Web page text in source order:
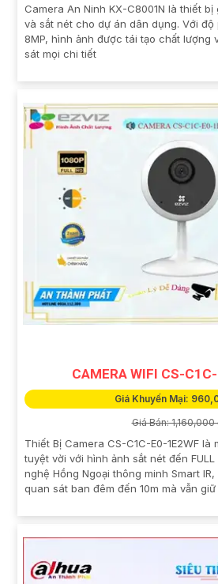
Camera An Ninh KX-C8001N là thiết
và sắt nét cho dự án dân dụng. Với độ
8MP, hình ảnh được tái tạo chất lượng
sát mọi chi tiết
CAMERA WIFI CS-
Giá Khuyến Mại:
Giá Bán: 1,160,000
Thiết Bị Camera CS-C1C-E0-1E2WF
tuyệt vời với hình ảnh sắt nét đến FULL
nghệ Hồng Ngoại thông minh Smart
quan sát ban đêm đến 10m mà vẫn